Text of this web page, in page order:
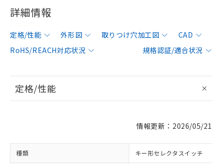
詳細情報
定格/性能 外形図 取りつけ穴加工図
CAD
RoHS/REACH対応状況
規格認証/適合状況
定格/性能
情報更新：2026/05/21
種類 キー形セレクタスイッチ